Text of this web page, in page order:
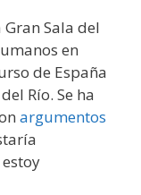
Sala del
en
de España
Río. Se ha
argumentos